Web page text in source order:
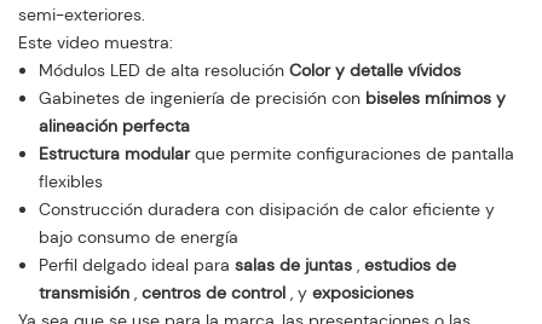
semi-exteriores.
Este video muestra:
Módulos LED de alta resolución Color y detalle vívidos
Gabinetes de ingeniería de precisión con biseles mínimos y
alineación perfecta
Estructura modularque permite configuraciones de pantalla
flexibles
Construcción duradera con disipación de calor eficiente y
bajo consumo de energía
Perfil delgado ideal para salas de juntas , estudios de
transmisión , centros de control , y exposiciones